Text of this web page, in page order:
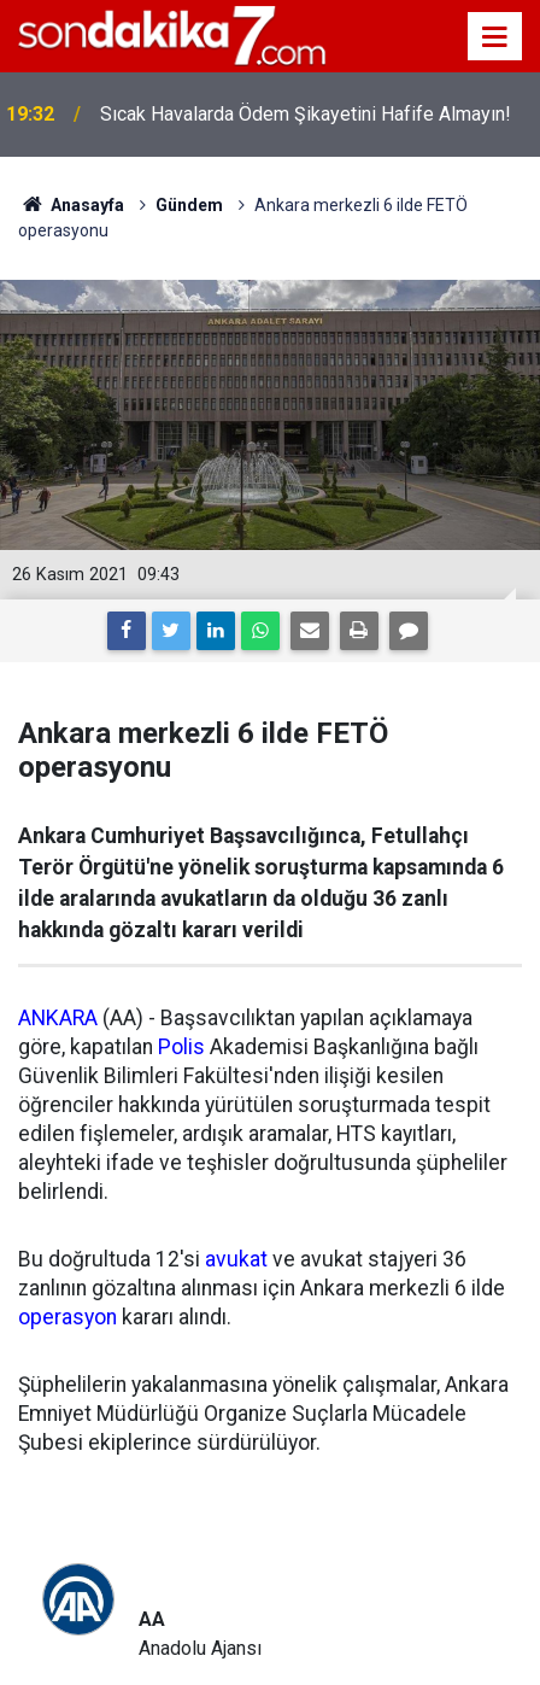
19:32 Sıcak Havalarda Ödem Şikayetini Hafife Almayın!
Anasayfa Gündem
Ankara merkezli 6 ilde FETÖ
operasyonu
09:43
26 Kasım 2021
Ankara merkezli 6 ilde FETÖ
operasyonu
Ankara Cumhuriyet Başsavcılığınca, Fetullahçı
Terör Örgütü'ne yönelik soruşturma kapsamında 6
ilde aralarında avukatların da olduğu 36 zanlı
hakkında gözaltı kararı verildi
ANKARA (AA) - Başsavcılıktan yapılan açıklamaya
göre, kapatılan Polis Akademisi Başkanlığına bağlı
Güvenlik Bilimleri Fakültesi'nden ilişiği kesilen
öğrenciler hakkında yürütülen soruşturmada tespit
edilen fişlemeler, ardışık aramalar, HTS kayıtları,
aleyhteki ifade ve teşhisler doğrultusunda şüpheliler
belirlendi.
Bu doğrultuda 12'si avukat ve avukat stajyeri 36
zanlının gözaltına alınması için Ankara merkezli 6 ilde
operasyon kararı alındı.
Şüphelilerin yakalanmasına yönelik çalışmalar, Ankara
Emniyet Müdürlüğü Organize Suçlarla Mücadele
Şubesi ekiplerince sürdürülüyor.
AA
Anadolu Ajansı